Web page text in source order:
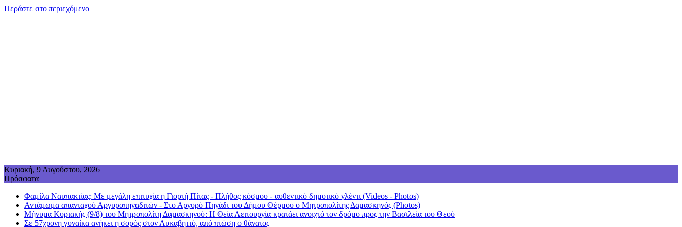
Περάστε στο περιεχόμενο
Κυριακή, 9 Αυγούστου, 2026
Πρόσφατα
Φαμίλα Ναυπακτίας: Με μεγάλη επιτυχία η Γιορτή Πίτας - Πλήθος κόσμου - αυθεντικό δημοτικό γλέντι (Videos - Photos)
Αντάμωμα απανταχού Αργυροπηγαδιτών - Στο Αργυρό Πηγάδι του Δήμου Θέρμου ο Μητροπολίτης Δαμασκηνός (Photos)
Μήνυμα Κυριακής (9/8) του Μητροπολίτη Δαμασκηνού: Η Θεία Λειτουργία κρατάει ανοιχτό τον δρόμο προς την Βασιλεία του Θεού
Σε 57χρονη γυναίκα ανήκει η σορός στον Λυκαβηττό, από πτώση ο θάνατος